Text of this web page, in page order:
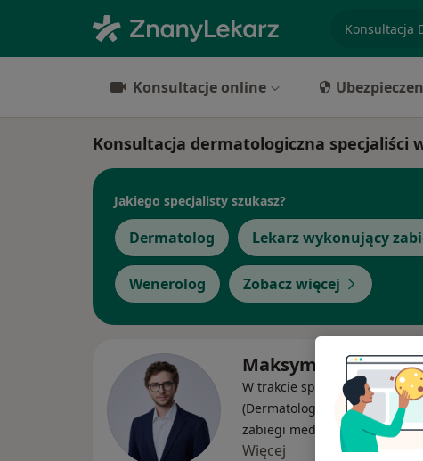
Konsultacje online
Konsultacja dermatologiczna specjaliści
Jakiego specjalisty szukasz?
Dermatolog Lekarz wykonujący
Wenerolog Zobacz więcej
Maksymilian Hanarz
W trakcie specjalizacji
(Dermatolog), Lekarz
zabiegi medycyny estetycznej
Więcej